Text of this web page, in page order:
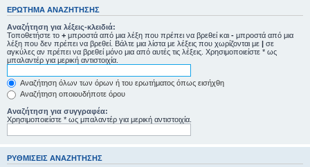
ΕΡΏΤΗΜΑ ΑΝΑΖΉΤΗΣΗΣ
Αναζήτηση για λέξεις-κλειδιά:
Τοποθετήστε το + μπροστά από μια λέξη που πρέπει να βρεθεί και - μπροστά από μια
λέξη που δεν πρέπει να βρεθεί. Βάλτε μια λίστα με λέξεις που χωρίζονται με | σε
αγκύλες αν πρέπει να βρεθεί μόνο μια από αυτές τις λέξεις. Χρησιμοποιείστε * ως
μπαλαντέρ για μερική αντιστοιχία.
Αναζήτηση όλων των όρων ή του ερωτήματος όπως εισήχθη
Αναζήτηση οποιουδήποτε όρου
Αναζήτηση για συγγραφέα:
Χρησιμοποιείστε * ως μπαλαντέρ για μερική αντιστοιχία.
ΡΥΘΜΊΣΕΙΣ ΑΝΑΖΉΤΗΣΗΣ